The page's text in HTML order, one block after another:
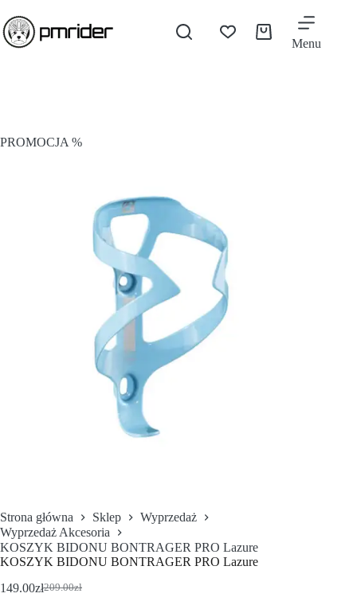
Menu
PROMOCJA %
Strona główna Sklep
Wyprzedaż
Wyprzedaż Akcesoria
KOSZYK BIDONU BONTRAGER PRO Lazure
KOSZYK BIDONU BONTRAGER PRO Lazure
209.00zł
149.00zł